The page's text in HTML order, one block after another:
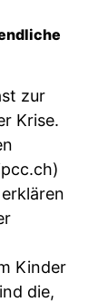
zur
Krise.
)
Kinder
die,